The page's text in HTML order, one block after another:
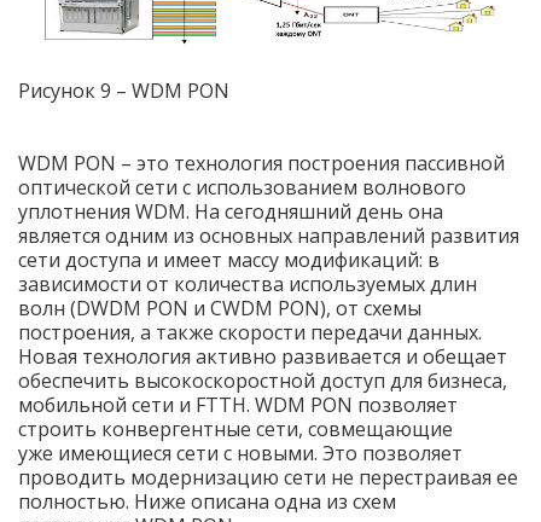
Рисунок 9 – WDM PON
WDM PON – это технология построения пассивной
оптической сети с использованием волнового
уплотнения WDM. На сегодняшний день она
является одним из основных направлений развития
сети доступа и имеет массу модификаций: в
зависимости от количества используемых длин
волн (DWDM PON и CWDM PON), от схемы
построения, а также скорости передачи данных.
Новая технология активно развивается и обещает
обеспечить высокоскоростной доступ для бизнеса,
мобильной сети и FTTH. WDM PON позволяет
строить конвергентные сети, совмещающие
уже имеющиеся сети с новыми. Это позволяет
проводить модернизацию сети не перестраивая ее
полностью. Ниже описана одна из схем